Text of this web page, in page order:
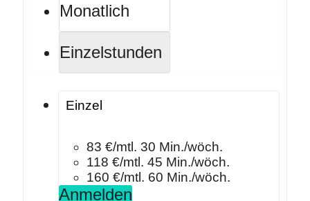
Monatlich
Einzelstunden
Einzel
83 €/mtl. 30 Min./wöch.
118 €/mtl. 45 Min./wöch.
160 €/mtl. 60 Min./wöch.
Anmelden